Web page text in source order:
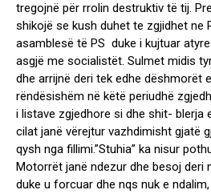
tregojnë për rrolin destruktiv të tij.
shikojë se kush duhet te zgjidhet ne
asamblesë të PS duke i kujtuar
asgjë me socialistët. Sulmet midis
dhe arrijnë deri tek edhe dëshmorët
rëndësishëm në këtë periudhë
i listave zgjedhore si dhe shit- blerja
cilat janë vërejtur vazhdimisht gjatë
qysh nga fillimi.”Stuhia” ka nisur
Motorrët janë ndezur dhe besoj deri
duke u forcuar dhe nqs nuk e